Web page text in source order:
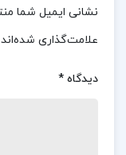
بیست و ششم، که
سفال اخرایی که
بود به‌نام
نشانی ایمیل شما
علامت‌گذاری شده‌اند
دیدگاه *